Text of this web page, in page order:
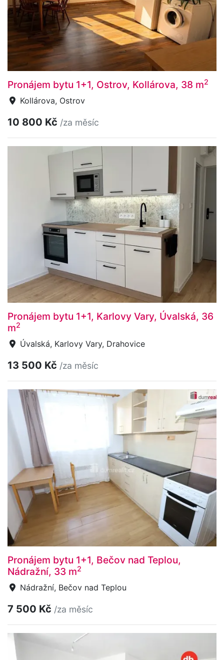
Pronájem bytu 1+1, Ostrov, Kollárova, 38 m2
Kollárova, Ostrov
10 800 Kč /za měsíc
Pronájem bytu 1+1, Karlovy Vary, Úvalská, 36
m2
Úvalská, Karlovy Vary, Drahovice
13 500 Kč /za měsíc
Pronájem bytu 1+1, Bečov nad Teplou,
Nádražní, 33 m2
Nádražní, Bečov nad Teplou
7 500 Kč /za měsíc